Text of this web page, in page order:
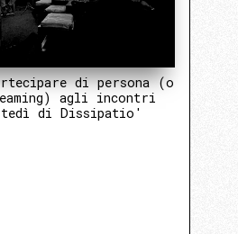
di persona (o
agli incontri
di Dissipatio'